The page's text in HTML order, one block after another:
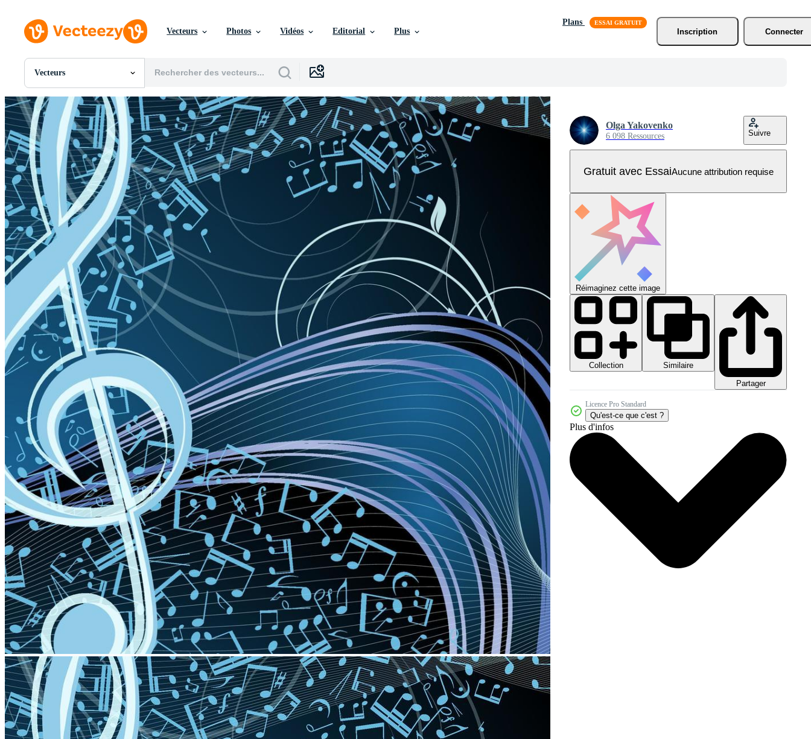
Vecteurs Photos Vidéos Editorial Plus
Plans
Inscription
Connecter
Vecteurs
Toutes Images
Photos
PNGs
PSDs
SVGs
Modèles
Vecteurs
Vidéos
Motion graphics
Images Éditoriales
Événements Éditoriaux
Olga Yakovenko
6 098 Ressources Suivre
Gratuit avec EssaiAucune attribution requise
Réimaginez cette image
Collection
Similaire
Partager
Licence Pro Standard
Qu'est-ce que c'est ?
Plus d'infos